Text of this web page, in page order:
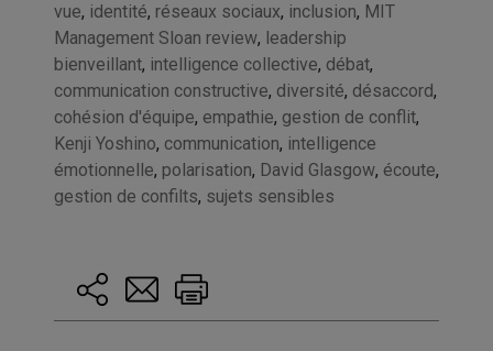
vue, identité, réseaux sociaux, inclusion, MIT
Management Sloan review, leadership
bienveillant, intelligence collective, débat,
communication constructive, diversité, désaccord,
cohésion d'équipe, empathie, gestion de conflit,
Kenji Yoshino, communication, intelligence
émotionnelle, polarisation, David Glasgow, écoute,
gestion de confilts, sujets sensibles